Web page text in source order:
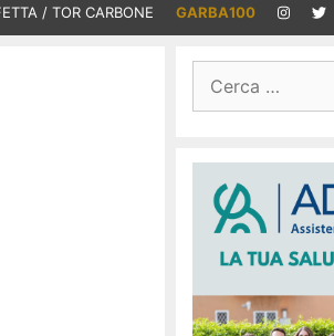
/ TOR CARBONE GARBA100
per: